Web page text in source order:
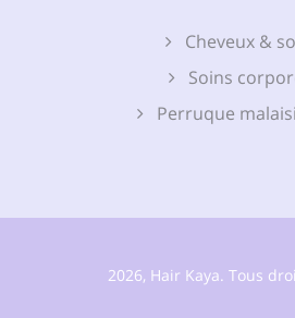
Cheveux &
Soins
Perruque
2026, Hair Kaya. Tous